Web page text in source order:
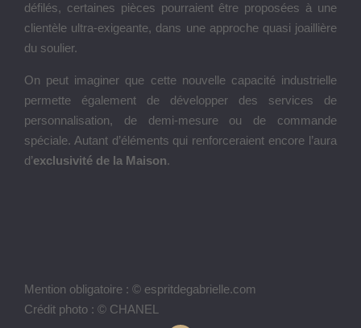
défilés, certaines pièces pourraient être proposées à une
clientèle ultra-exigeante, dans une approche quasi joaillière
du soulier.
On peut imaginer que cette nouvelle capacité industrielle
permette également de développer des services de
personnalisation, de demi-mesure ou de commande
spéciale. Autant d’éléments qui renforceraient encore l’aura
d’exclusivité de la Maison.
Mention obligatoire : © espritdegabrielle.com
Crédit photo : © CHANEL